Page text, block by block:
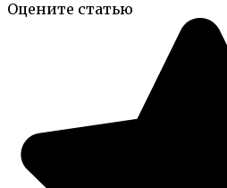
Оцените статью